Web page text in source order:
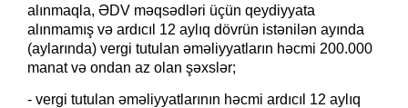
alınmaqla, ƏDV məqsədləri üçün qeydiyyata
alınmamış və ardıcıl 12 aylıq dövrün istənilən ayında
(aylarında) vergi tutulan əməliyyatların həcmi 200.000
manat və ondan az olan şəxslər;
- vergi tutulan əməliyyatlarının həcmi ardıcıl 12 aylıq